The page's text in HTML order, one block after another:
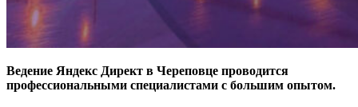
Ведение Яндекс Директ в Череповце проводится
профессиональными специалистами с большим опытом.